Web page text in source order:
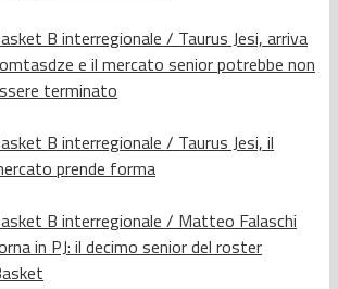
B interregionale / Taurus Jesi, arriva
e il mercato senior potrebbe non
terminato
B interregionale / Taurus Jesi, il
prende forma
B interregionale / Matteo Falaschi
in PJ: il decimo senior del roster